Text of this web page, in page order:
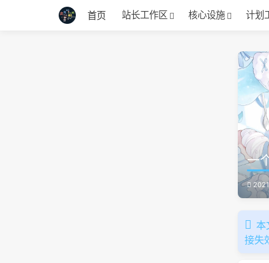
首页 站长工作区 核心设施 计划
一
本
接失